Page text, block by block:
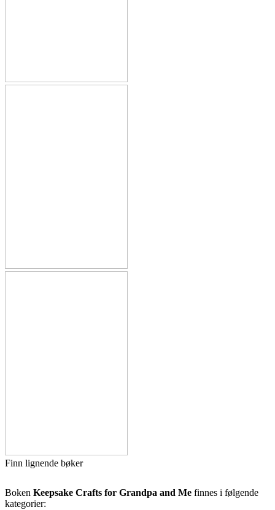
Finn lignende bøker
Boken Keepsake Crafts for Grandpa and Me finnes i følgende
kategorier: